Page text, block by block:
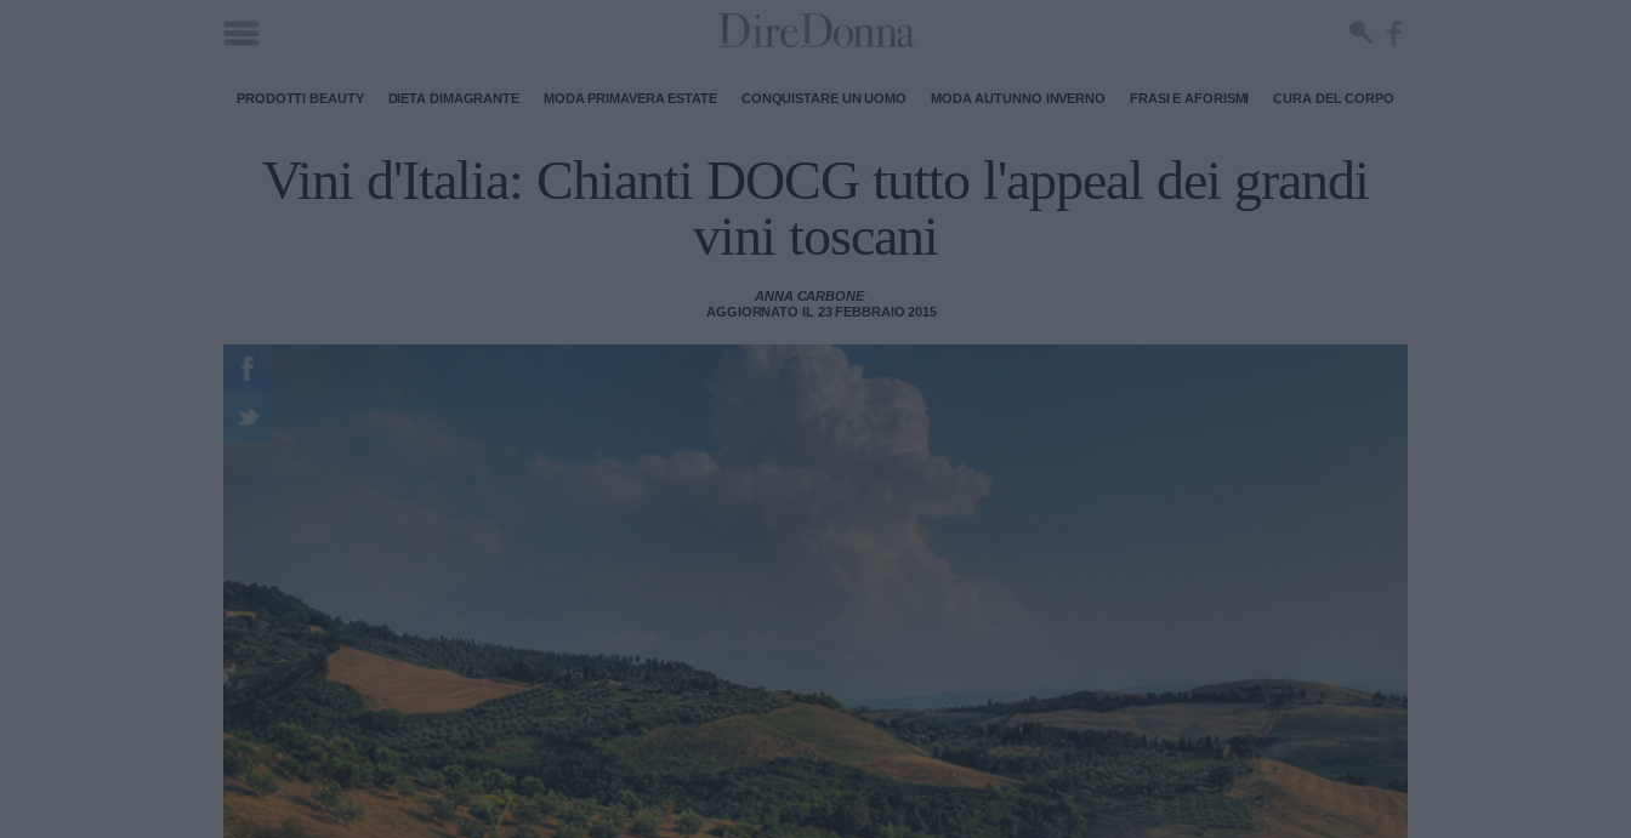
PRODOTTI BEAUTY DIETA DIMAGRANTE MODA PRIMAVERA ESTATE CONQUISTARE UN UOMO MODA AUTUNNO INVERNO FRASI E AFORISMI CURA DEL CORPO
Vini d'Italia: Chianti DOCG tutto l'appeal dei grandi
vini toscani
ANNA CARBONE
AGGIORNATO IL 23 FEBBRAIO 2015